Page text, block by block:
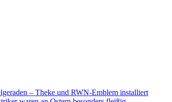
– Theke und RWN-Emblem installiert